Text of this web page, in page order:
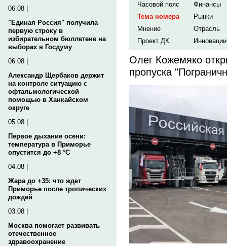
06.08 |
"Единая Россия" получила
первую строку в
избирательном бюллетене на
выборах в Госдуму
06.08 |
Александр Щербаков держит
на контроле ситуацию с
офтальмологической
помощью в Ханкайском
округе
05.08 |
Первое дыхание осени:
температура в Приморье
опустится до +8 °C
04.08 |
Жара до +35: что ждет
Приморье после тропических
дождей
03.08 |
Москва помогает развивать
отечественное
здравоохранение
Часовой пояс
Финансы
Тема номера
Рынки
Мнение
Отрасль
Проект ДК
Инновации
Олег Кожемяко
пропуска